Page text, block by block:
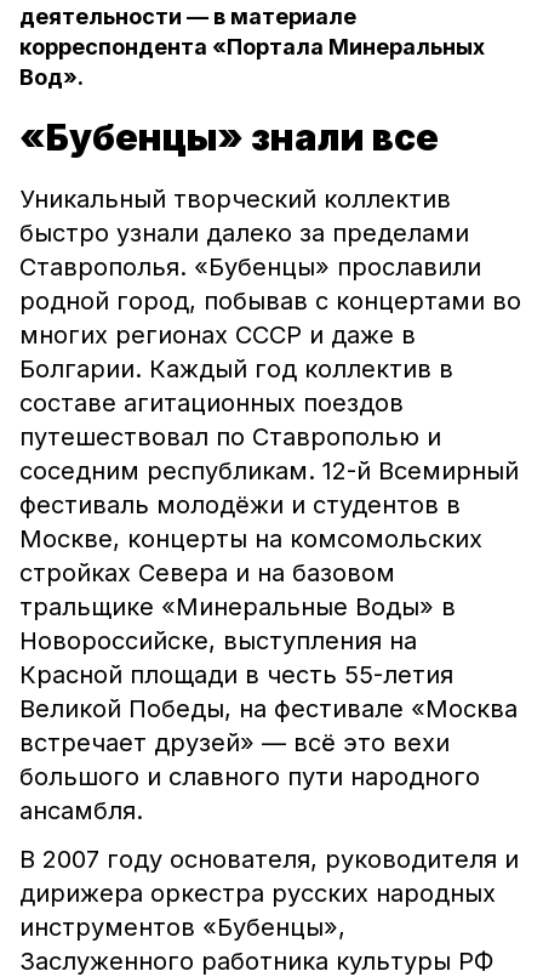
деятельности — в материале
корреспондента «Портала Минеральных
Вод».
«Бубенцы» знали все
Уникальный творческий коллектив
быстро узнали далеко за пределами
Ставрополья. «Бубенцы» прославили
родной город, побывав с концертами во
многих регионах СССР и даже в
Болгарии. Каждый год коллектив в
составе агитационных поездов
путешествовал по Ставрополью и
соседним республикам. 12-й Всемирный
фестиваль молодёжи и студентов в
Москве, концерты на комсомольских
стройках Севера и на базовом
тральщике «Минеральные Воды» в
Новороссийске, выступления на
Красной площади в честь 55-летия
Великой Победы, на фестивале «Москва
встречает друзей» — всё это вехи
большого и славного пути народного
ансамбля.
В 2007 году основателя, руководителя и
дирижера оркестра русских народных
инструментов «Бубенцы»,
Заслуженного работника культуры РФ